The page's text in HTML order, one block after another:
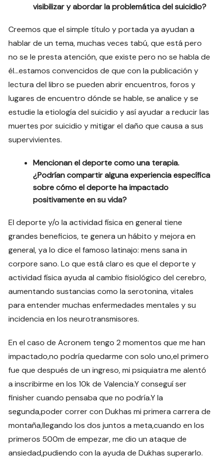
visibilizar y abordar la problemática del suicidio?
Creemos que el simple título y portada ya ayudan a
hablar de un tema, muchas veces tabú, que está pero
no se le presta atención, que existe pero no se habla de
él…estamos convencidos de que con la publicación y
lectura del libro se pueden abrir encuentros, foros y
lugares de encuentro dónde se hable, se analice y se
estudie la etiología del suicidio y así ayudar a reducir las
muertes por suicidio y mitigar el daño que causa a sus
supervivientes.
Mencionan el deporte como una terapia.
¿Podrían compartir alguna experiencia específica
sobre cómo el deporte ha impactado
positivamente en su vida?
El deporte y/o la actividad física en general tiene
grandes beneficios, te genera un hábito y mejora en
general, ya lo dice el famoso latinajo: mens sana in
corpore sano. Lo que está claro es que el deporte y
actividad física ayuda al cambio fisiológico del cerebro,
aumentando sustancias como la serotonina, vitales
para entender muchas enfermedades mentales y su
incidencia en los neurotransmisores.
En el caso de Acronem tengo 2 momentos que me han
impactado,no podría quedarme con solo uno,el primero
fue que después de un ingreso, mi psiquiatra me alentó
a inscribirme en los 10k de Valencia.Y conseguí ser
finisher cuando pensaba que no podría.Y la
segunda,poder correr con Dukhas mi primera carrera de
montaña,llegando los dos juntos a meta,cuando en los
primeros 500m de empezar, me dio un ataque de
ansiedad,pudiendo con la ayuda de Dukhas superarlo.